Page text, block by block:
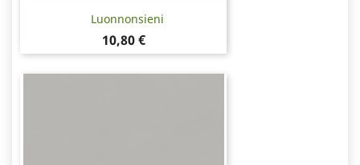
Luonnonsieni
Hinta
10,80 €